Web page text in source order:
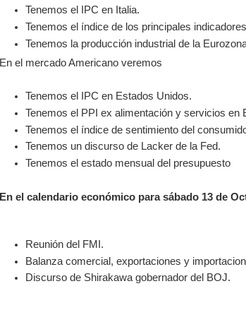
Tenemos el IPC en Italia.
Tenemos el índice de los principales
Tenemos la producción industrial de la
En el mercado Americano veremos
Tenemos el IPC en Estados Unidos.
Tenemos el PPI ex alimentación y servicios en
Tenemos el índice de sentimiento del
Tenemos un discurso de Lacker de la Fed.
Tenemos el estado mensual del presupuesto
En el calendario económico para sábado 13 de
Reunión del FMI.
Balanza comercial, exportaciones y
Discurso de Shirakawa gobernador del BOJ.